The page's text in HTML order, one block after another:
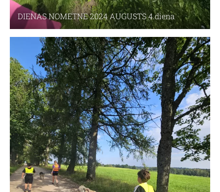
DIENAS NOMETNE 2024 AUGUSTS 4.diena